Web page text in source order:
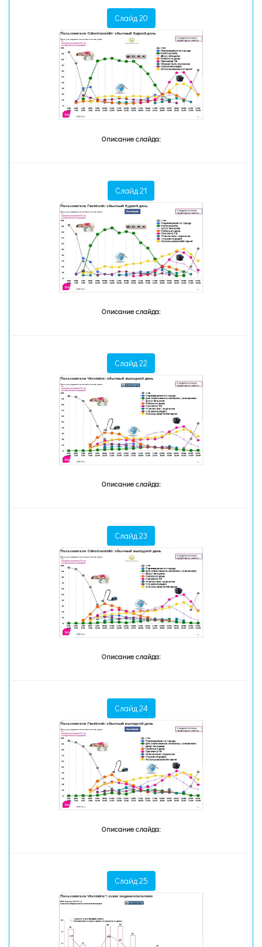
Слайд 20
Описание слайда:
Слайд 21
Описание слайда:
Слайд 22
Описание слайда:
Слайд 23
Описание слайда:
Слайд 24
Описание слайда:
Слайд 25